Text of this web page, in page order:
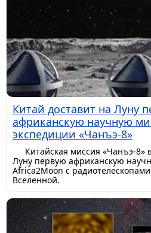
Китай доставит на Луну
африканскую научную
экспедиции «Чанъэ-8»
Китайская миссия «Чанъэ-8»
Луну первую африканскую
Africa2Moon с
Вселенной.